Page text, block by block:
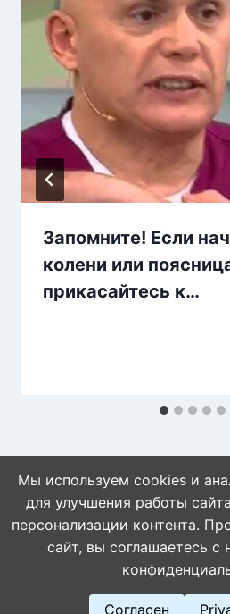
Запомните! Если
колени или
прикасайтесь к…
© 2026
Мы используем cookies и
для улучшения работы
персонализации контента.
сайт, вы соглашаетесь с
Согласен